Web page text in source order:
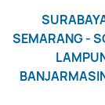
SEMARANG -